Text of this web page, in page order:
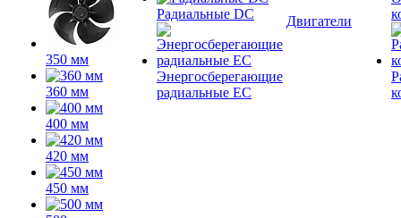
350 мм
360 мм
400 мм
420 мм
450 мм
Радиальные DC
Энергосберегающие
радиальные EC
Двигатели